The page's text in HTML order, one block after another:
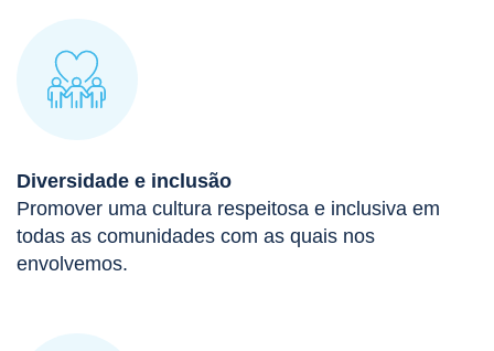
Diversidade e inclusão
Promover uma cultura respeitosa e inclusiva em
todas as comunidades com as quais nos
envolvemos.